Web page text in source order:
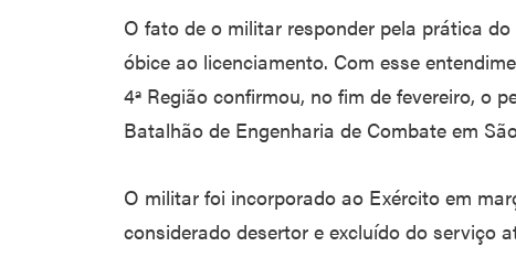
O fato de o militar responder pela prática
óbice ao licenciamento. Com esse
4ª Região confirmou, no fim de fevereiro, o
Batalhão de Engenharia de Combate em
O militar foi incorporado ao Exército em
considerado desertor e excluído do serviço